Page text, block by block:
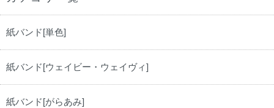
紙バンド[単色]
紙バンド[ウェイビー・ウェイヴィ]
紙バンド[がらあみ]